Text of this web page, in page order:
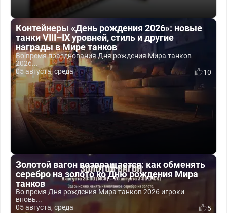
Контейнеры «День рождения 2026»: новые
танки VIII–IX уровней, стиль и другие
награды в Мире танков
Во время празднования Дня рождения Мира танков
2026...
05 августа, среда
10
Золотой вагон возвращается: как обменять
серебро на золото ко Дню рождения Мира
танков
Во время Дня рождения Мира танков 2026 игроки
вновь...
05 августа, среда
5